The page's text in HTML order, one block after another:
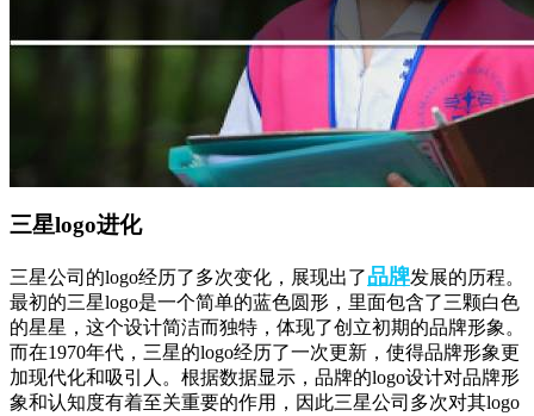
三星logo进化
三星公司的logo经历了多次变化，展现出了品牌发展的历程。
最初的三星logo是一个简单的蓝色圆形，里面包含了三颗白色
的星星，这个设计简洁而独特，体现了创立初期的品牌形象。
而在1970年代，三星的logo经历了一次更新，使得品牌形象更
加现代化和吸引人。根据数据显示，品牌的logo设计对品牌形
象和认知度有着至关重要的作用，因此三星公司多次对其logo